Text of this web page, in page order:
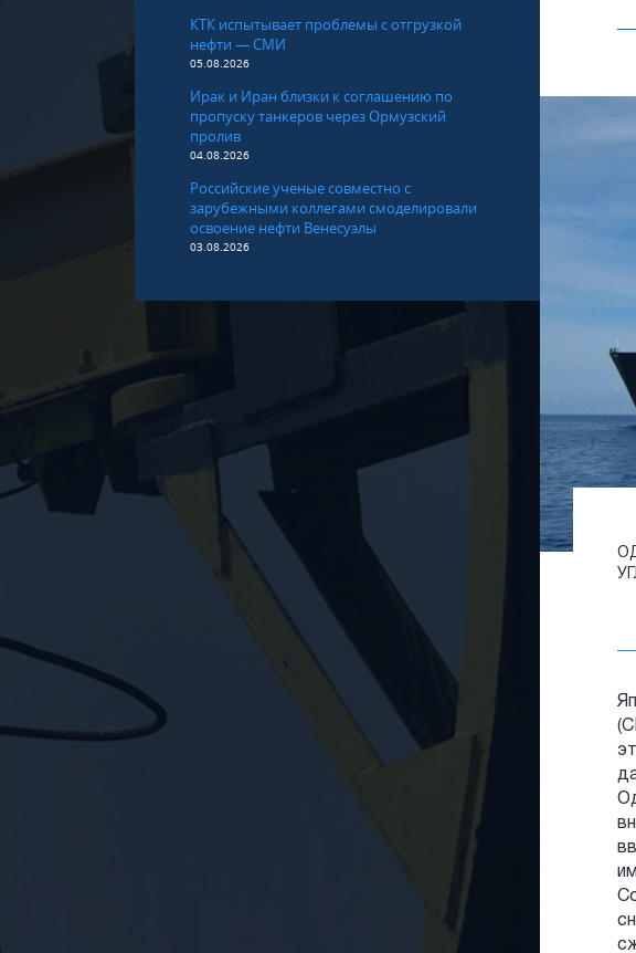
КТК испытывает проблемы с отгрузкой
нефти — СМИ
05.08.2026
Ирак и Иран близки к соглашению по
пропуску танкеров через Ормузский
пролив
04.08.2026
Российские ученые совместно с
зарубежными коллегами смоделировали
освоение нефти Венесуэлы
03.08.2026